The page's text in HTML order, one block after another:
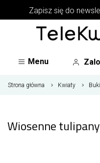
Zapisz się do
Menu
Strona główna Kwiaty
Wiosenne tulipany